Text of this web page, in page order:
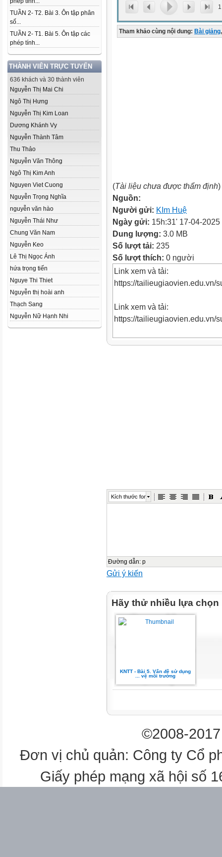
TUẦN 2- T2. Bài 3. Ôn tập phân
số...
TUẦN 2- T1. Bài 5. Ôn tập các
phép tính...
THÀNH VIÊN TRỰC TUYẾN
636 khách và 30 thành viên
Nguyễn Thị Mai Chi
Ngô Thị Hưng
Nguyễn Thị Kim Loan
Dương Khánh Vy
Nguyễn Thành Tâm
Thu Thảo
Nguyễn Văn Thông
Ngô Thị Kim Anh
Nguyen Viet Cuong
Nguyễn Trọng Nghĩa
nguyễn văn hào
Nguyễn Thái Như
Chung Văn Nam
Nguyễn Keo
Lê Thị Ngọc Ánh
hứa trọng tiến
Nguye Thi Thiet
Nguyễn thị hoài anh
Thạch Sang
Nguyễn Nữ Hạnh Nhi
1
Tham khảo cùng nội dung: Bài giảng,
(Tài liệu chưa được thẩm định)
Nguồn:
Người gửi: KIm Huệ
Ngày gửi: 15h:31' 17-04-2025
Dung lượng: 3.0 MB
Số lượt tải: 235
Số lượt thích: 0 người
Link xem và tải:
https://tailieugiaovien.edu.vn/
Link xem và tải:
https://tailieugiaovien.edu.vn/
Kích thước font
Đường dẫn: p
Gửi ý kiến
Hãy thử nhiều lựa chọn
KNTT - Bài 5. Vấn đề sử dụng
... vệ môi trường
©2008-
Đơn vị chủ quản: Công ty Cổ
Giấy phép mạng xã hội số